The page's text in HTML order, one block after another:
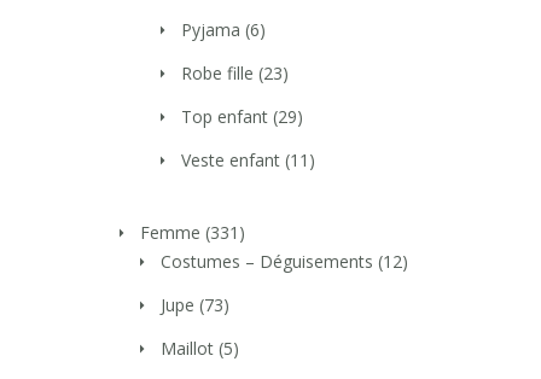
Pyjama (6)
Robe fille (23)
Top enfant (29)
Veste enfant (11)
Femme (331)
Costumes – Déguisements (12)
Jupe (73)
Maillot (5)